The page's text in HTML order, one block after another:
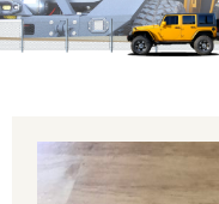
スタッフ紹介 求